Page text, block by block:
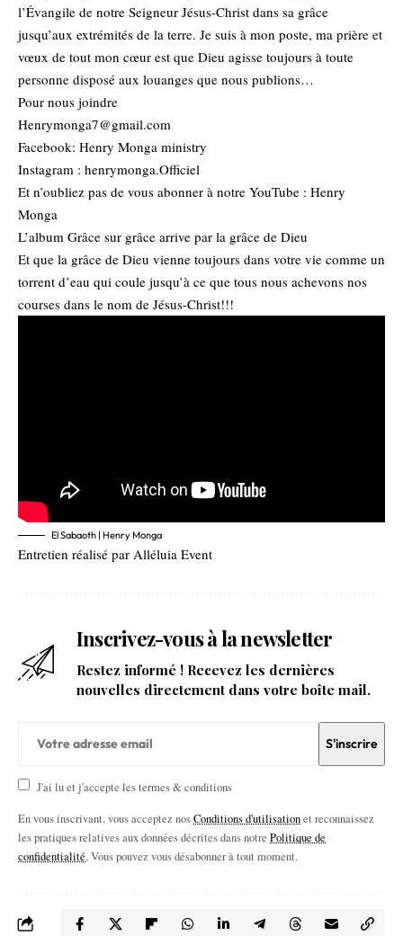
l’Évangile de notre Seigneur Jésus-Christ dans sa grâce
jusqu’aux extrémités de la terre. Je suis à mon poste, ma prière et
vœux de tout mon cœur est que Dieu agisse toujours à toute
personne disposé aux louanges que nous publions…
Pour nous joindre
Henrymonga7@gmail.com
Facebook: Henry Monga ministry
Instagram : henrymonga.Officiel
Et n’oubliez pas de vous abonner à notre YouTube : Henry
Monga
L’album Grâce sur grâce arrive par la grâce de Dieu
Et que la grâce de Dieu vienne toujours dans votre vie comme un
torrent d’eau qui coule jusqu’à ce que tous nous achevons nos
courses dans le nom de Jésus-Christ!!!
El Sabaoth | Henry Monga
Entretien réalisé par Alléluia Event
Inscrivez-vous à la newsletter
Restez informé ! Recevez les dernières
nouvelles directement dans votre boîte mail.
J'ai lu et j'accepte les termes & conditions
En vous inscrivant, vous acceptez nosConditions d'utilisationet reconnaissez
les pratiques relatives aux données décrites dans notre Politique de
confidentialité. Vous pouvez vous désabonner à tout moment.